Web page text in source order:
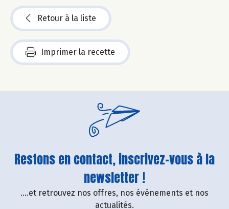
Retour à la liste
Imprimer la recette
Restons en contact, inscrivez-vous à la
newsletter !
....et retrouvez nos offres, nos événements et nos
actualités.